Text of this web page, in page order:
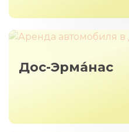
Дос-Эрма́нас